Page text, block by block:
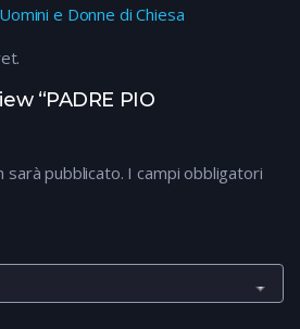
Uomini e Donne di Chiesa
“PADRE PIO
sarà pubblicato. I campi obbligatori